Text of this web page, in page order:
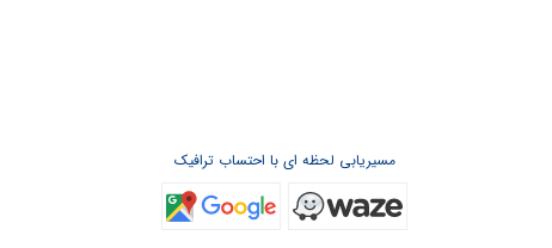
مسیریابی لحظه ای با احتساب ترافیک